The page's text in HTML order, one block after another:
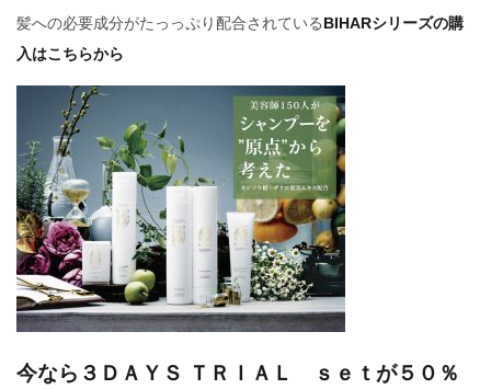
髪への必要成分がたっっぷり配合されているBIHARシリーズの購
入はこちらから
今なら３ＤＡＹＳ ＴＲＩＡＬ ｓｅｔが５０％